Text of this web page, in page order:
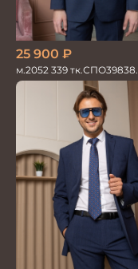
25 900 ₽
м.2052 339 тк.СПО39838
Костюм мужской